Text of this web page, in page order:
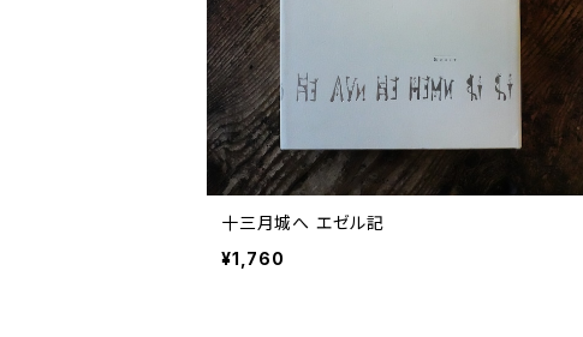
十三月城へ エゼル記
¥1,760